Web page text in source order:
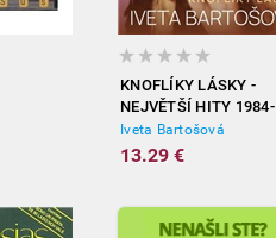
KNOFLÍKY LÁSKY -
NEJVĚTŠÍ HITY 1984-
2012
Iveta Bartošová
13.29 €